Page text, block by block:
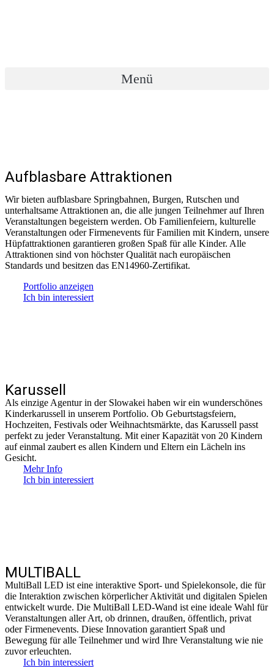
Menü
Aufblasbare Attraktionen
Wir bieten aufblasbare Springbahnen, Burgen, Rutschen und
unterhaltsame Attraktionen an, die alle jungen Teilnehmer auf Ihren
Veranstaltungen begeistern werden. Ob Familienfeiern, kulturelle
Veranstaltungen oder Firmenevents für Familien mit Kindern, unsere
Hüpfattraktionen garantieren großen Spaß für alle Kinder. Alle
Attraktionen sind von höchster Qualität nach europäischen
Standards und besitzen das EN14960-Zertifikat.
Portfolio anzeigen
Ich bin interessiert
Karussell
Als einzige Agentur in der Slowakei haben wir ein wunderschönes
Kinderkarussell in unserem Portfolio. Ob Geburtstagsfeiern,
Hochzeiten, Festivals oder Weihnachtsmärkte, das Karussell passt
perfekt zu jeder Veranstaltung. Mit einer Kapazität von 20 Kindern
auf einmal zaubert es allen Kindern und Eltern ein Lächeln ins
Gesicht.
Mehr Info
Ich bin interessiert
MULTIBALL
MultiBall LED ist eine interaktive Sport- und Spielekonsole, die für
die Interaktion zwischen körperlicher Aktivität und digitalen Spielen
entwickelt wurde. Die MultiBall LED-Wand ist eine ideale Wahl für
Veranstaltungen aller Art, ob drinnen, draußen, öffentlich, privat
oder Firmenevents. Diese Innovation garantiert Spaß und
Bewegung für alle Teilnehmer und wird Ihre Veranstaltung wie nie
zuvor erleuchten.
Ich bin interessiert